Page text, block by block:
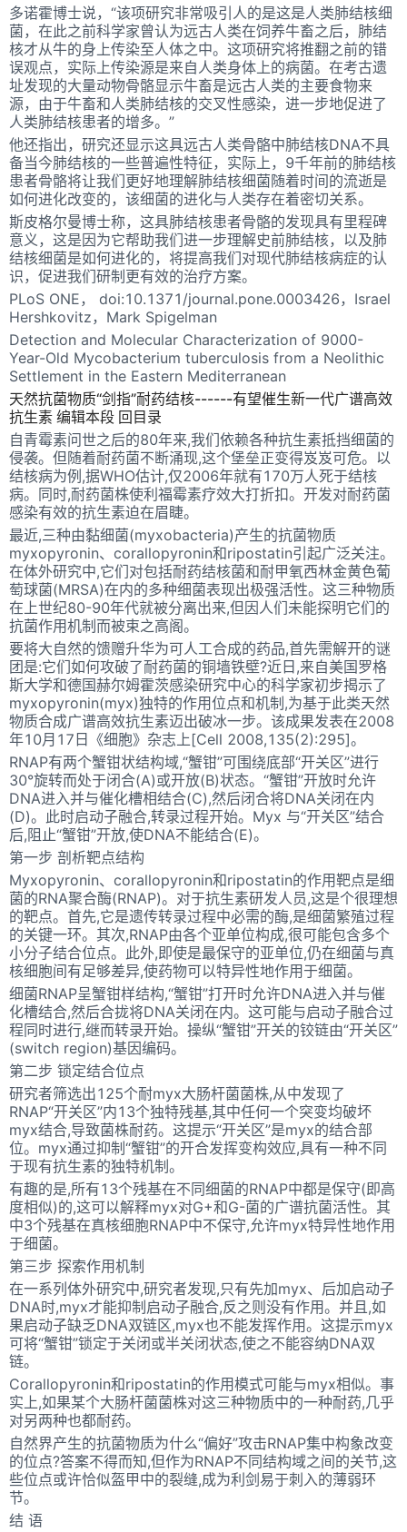
多诺霍博士说，“该项研究非常吸引人的是这是人类肺结核细
菌，在此之前科学家曾认为远古人类在饲养牛畜之后，肺结
核才从牛的身上传染至人体之中。这项研究将推翻之前的错
误观点，实际上传染源是来自人类身体上的病菌。在考古遗
址发现的大量动物骨骼显示牛畜是远古人类的主要食物来
源，由于牛畜和人类肺结核的交叉性感染，进一步地促进了
人类肺结核患者的增多。”
他还指出，研究还显示这具远古人类骨骼中肺结核DNA不具
备当今肺结核的一些普遍性特征，实际上，9千年前的肺结核
患者骨骼将让我们更好地理解肺结核细菌随着时间的流逝是
如何进化改变的，该细菌的进化与人类存在着密切关系。
斯皮格尔曼博士称，这具肺结核患者骨骼的发现具有里程碑
意义，这是因为它帮助我们进一步理解史前肺结核，以及肺
结核细菌是如何进化的，将提高我们对现代肺结核病症的认
识，促进我们研制更有效的治疗方案。
PLoS ONE， doi:10.1371/journal.pone.0003426，Israel
Hershkovitz，Mark Spigelman
Detection and Molecular Characterization of 9000-
Year-Old Mycobacterium tuberculosis from a Neolithic
Settlement in the Eastern Mediterranean
天然抗菌物质“剑指”耐药结核------有望催生新一代广谱高效
抗生素 编辑本段 回目录
自青霉素问世之后的80年来,我们依赖各种抗生素抵挡细菌的
侵袭。但随着耐药菌不断涌现,这个堡垒正变得岌岌可危。以
结核病为例,据WHO估计,仅2006年就有170万人死于结核
病。同时,耐药菌株使利福霉素疗效大打折扣。开发对耐药菌
感染有效的抗生素迫在眉睫。
最近,三种由黏细菌(myxobacteria)产生的抗菌物质
myxopyronin、corallopyronin和ripostatin引起广泛关注。
在体外研究中,它们对包括耐药结核菌和耐甲氧西林金黄色葡
萄球菌(MRSA)在内的多种细菌表现出极强活性。这三种物质
在上世纪80-90年代就被分离出来,但因人们未能探明它们的
抗菌作用机制而被束之高阁。
要将大自然的馈赠升华为可人工合成的药品,首先需解开的谜
团是:它们如何攻破了耐药菌的铜墙铁壁?近日,来自美国罗格
斯大学和德国赫尔姆霍茨感染研究中心的科学家初步揭示了
myxopyronin(myx)独特的作用位点和机制,为基于此类天然
物质合成广谱高效抗生素迈出破冰一步。该成果发表在2008
年10月17日《细胞》杂志上[Cell 2008,135(2):295]。
RNAP有两个蟹钳状结构域,“蟹钳”可围绕底部“开关区”进行
30°旋转而处于闭合(A)或开放(B)状态。“蟹钳”开放时允许
DNA进入并与催化槽相结合(C),然后闭合将DNA关闭在内
(D)。此时启动子融合,转录过程开始。Myx 与“开关区”结合
后,阻止“蟹钳”开放,使DNA不能结合(E)。
第一步 剖析靶点结构
Myxopyronin、corallopyronin和ripostatin的作用靶点是细
菌的RNA聚合酶(RNAP)。对于抗生素研发人员,这是个很理想
的靶点。首先,它是遗传转录过程中必需的酶,是细菌繁殖过程
的关键一环。其次,RNAP由各个亚单位构成,很可能包含多个
小分子结合位点。此外,即使是最保守的亚单位,仍在细菌与真
核细胞间有足够差异,使药物可以特异性地作用于细菌。
细菌RNAP呈蟹钳样结构,“蟹钳”打开时允许DNA进入并与催
化槽结合,然后合拢将DNA关闭在内。这可能与启动子融合过
程同时进行,继而转录开始。操纵“蟹钳”开关的铰链由“开关区”
(switch region)基因编码。
第二步 锁定结合位点
研究者筛选出125个耐myx大肠杆菌菌株,从中发现了
RNAP“开关区”内13个独特残基,其中任何一个突变均破坏
myx结合,导致菌株耐药。这提示“开关区”是myx的结合部
位。myx通过抑制“蟹钳”的开合发挥变构效应,具有一种不同
于现有抗生素的独特机制。
有趣的是,所有13个残基在不同细菌的RNAP中都是保守(即高
度相似)的,这可以解释myx对G+和G-菌的广谱抗菌活性。其
中3个残基在真核细胞RNAP中不保守,允许myx特异性地作用
于细菌。
第三步 探索作用机制
在一系列体外研究中,研究者发现,只有先加myx、后加启动子
DNA时,myx才能抑制启动子融合,反之则没有作用。并且,如
果启动子缺乏DNA双链区,myx也不能发挥作用。这提示myx
可将“蟹钳”锁定于关闭或半关闭状态,使之不能容纳DNA双
链。
Corallopyronin和ripostatin的作用模式可能与myx相似。事
实上,如果某个大肠杆菌菌株对这三种物质中的一种耐药,几乎
对另两种也都耐药。
自然界产生的抗菌物质为什么“偏好”攻击RNAP集中构象改变
的位点?答案不得而知,但作为RNAP不同结构域之间的关节,这
些位点或许恰似盔甲中的裂缝,成为利剑易于刺入的薄弱环
节。
结 语